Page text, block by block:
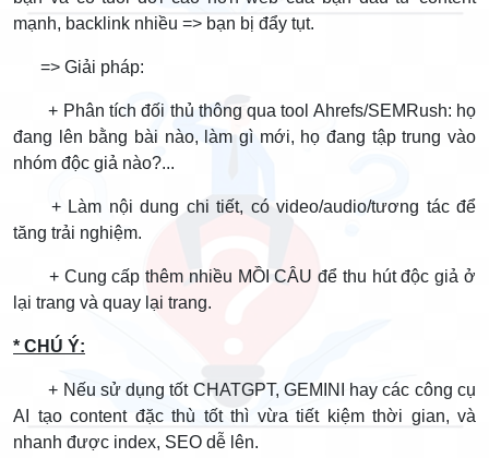
mạnh, backlink nhiều => bạn bị đẩy tụt.
=> Giải pháp:
+ Phân tích đối thủ thông qua tool Ahrefs/SEMRush: họ
đang lên bằng bài nào, làm gì mới, họ đang tập trung vào
nhóm độc giả nào?...
+ Làm nội dung chi tiết, có video/audio/tương tác để
tăng trải nghiệm.
+ Cung cấp thêm nhiều MỒI CÂU để thu hút độc giả ở
lại trang và quay lại trang.
* CHÚ Ý:
+ Nếu sử dụng tốt CHATGPT, GEMINI hay các công cụ
AI tạo content đặc thù tốt thì vừa tiết kiệm thời gian, và
nhanh được index, SEO dễ lên.